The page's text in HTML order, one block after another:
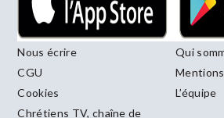
Nous écrire
Qui
CGU
Cookies
L’équipe
Chrétiens TV, chaîne de